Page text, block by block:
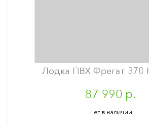
Лодка ПВХ Фрегат 370
87 990 р.
Нет в наличии